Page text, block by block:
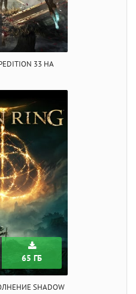
33 НА
65 ГБ
SHADOW